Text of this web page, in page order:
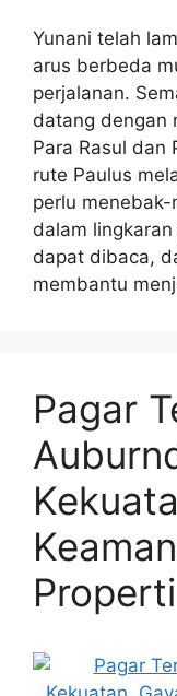
Yunani telah
arus berbeda
perjalanan.
datang dengan
Para Rasul dan
rute Paulus
perlu
dalam
dapat dibaca,
membantu
Pagar
Properti